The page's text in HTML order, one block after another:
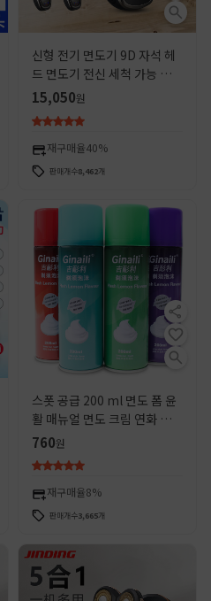
신형 전기 면도기 9D 자석 헤
드 면도기 전신 세척 가능 광두
용 면도기 5-in-1 세트 해외판
15,050원
재구매율40%
판매개수8,462개
스폿 공급 200 ml 면도 폼 윤
활 매뉴얼 면도 크림 연화 수염
목욕 면도 폼
760원
재구매율8%
판매개수3,665개